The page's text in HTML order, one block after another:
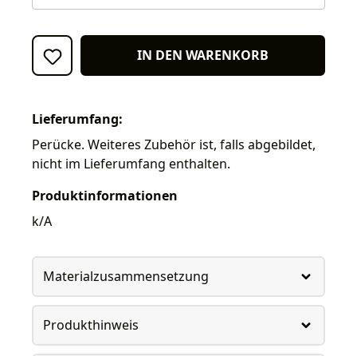
IN DEN WARENKORB
Lieferumfang:
Perücke. Weiteres Zubehör ist, falls abgebildet,
nicht im Lieferumfang enthalten.
Produktinformationen
k/A
Materialzusammensetzung
Produkthinweis